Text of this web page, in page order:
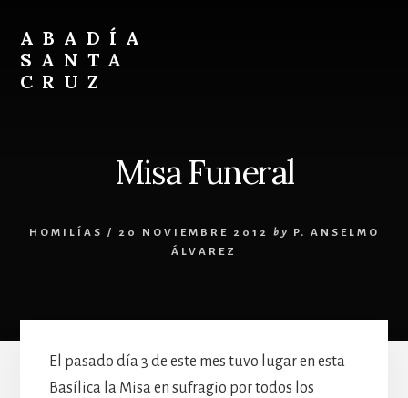
content
footer
ABADÍA
SANTA
CRUZ
Misa Funeral
HOMILÍAS / 20 NOVIEMBRE 2012 by
P. ANSELMO
ÁLVAREZ
El pasado día 3 de este mes tuvo lugar en esta
Basílica la Misa en sufragio por todos los